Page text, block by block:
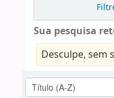
Sua pesquisa
Desculpe, sem